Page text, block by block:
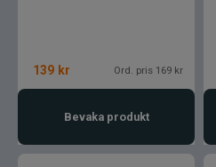
139 kr Ord. pris 169 kr
Bevaka produkt